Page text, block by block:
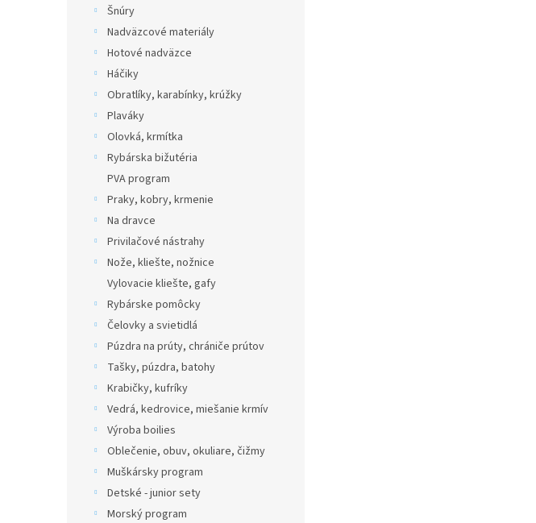
Šnúry
Nadväzcové materiály
Hotové nadväzce
Háčiky
Obratlíky, karabínky, krúžky
Plaváky
Olovká, krmítka
Rybárska bižutéria
PVA program
Praky, kobry, krmenie
Na dravce
Privilačové nástrahy
Nože, kliešte, nožnice
Vylovacie kliešte, gafy
Rybárske pomôcky
Čelovky a svietidlá
Púzdra na prúty, chrániče prútov
Tašky, púzdra, batohy
Krabičky, kufríky
Vedrá, kedrovice, miešanie krmív
Výroba boilies
Oblečenie, obuv, okuliare, čižmy
Muškársky program
Detské - junior sety
Morský program